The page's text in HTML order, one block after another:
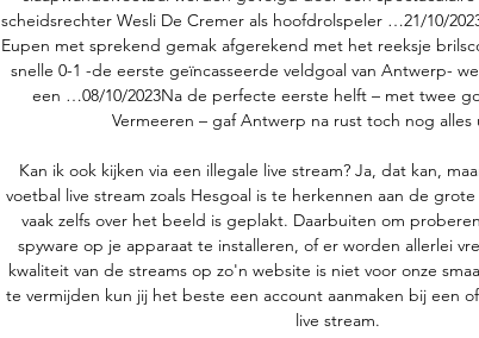
scheidsrechter Wesli De Cremer als hoofdrolspeler …21/10/
Eupen met sprekend gemak afgerekend met het reeksje
snelle 0-1 -de eerste geïncasseerde veldgoal van Antwerp-
een …08/10/2023Na de perfecte eerste helft – met twee
Vermeeren – gaf Antwerp na rust toch nog alles
Kan ik ook kijken via een illegale live stream? Ja, dat kan,
voetbal live stream zoals Hesgoal is te herkennen aan de
vaak zelfs over het beeld is geplakt. Daarbuiten om
spyware op je apparaat te installeren, of er worden allerlei
kwaliteit van de streams op zo'n website is niet voor onze
te vermijden kun jij het beste een account aanmaken bij een
live stream.